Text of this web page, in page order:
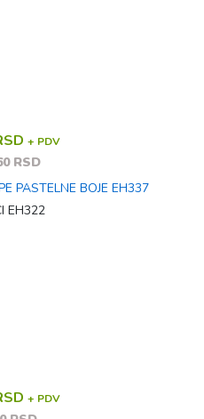
+ PDV
RSD
PASTELNE BOJE EH337
+ PDV